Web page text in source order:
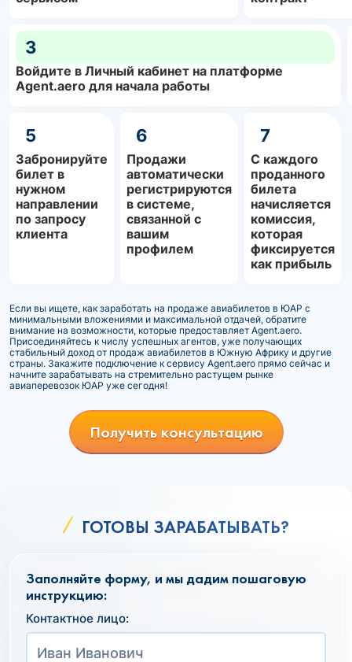
3
Войдите в Личный кабинет на платформе
Agent.aero для начала работы
5
Забронируйте
билет в
нужном
направлении
по запросу
клиента
6
Продажи
автоматически
регистрируются
в системе,
связанной с
вашим
профилем
7
С каждого
проданного
билета
начисляется
комиссия,
которая
фиксируется
как прибыль
Если вы ищете, как заработать на продаже авиабилетов в ЮАР с
минимальными вложениями и максимальной отдачей, обратите
внимание на возможности, которые предоставляет Agent.aero.
Присоединяйтесь к числу успешных агентов, уже получающих
стабильный доход от продаж авиабилетов в Южную Африку и другие
страны. Закажите подключение к сервису Agent.aero прямо сейчас и
начните зарабатывать на стремительно растущем рынке
авиаперевозок ЮАР уже сегодня!
Получить консультацию
ГОТОВЫ ЗАРАБАТЫВАТЬ?
Заполняйте форму, и мы дадим пошаговую
инструкцию:
Контактное лицо: